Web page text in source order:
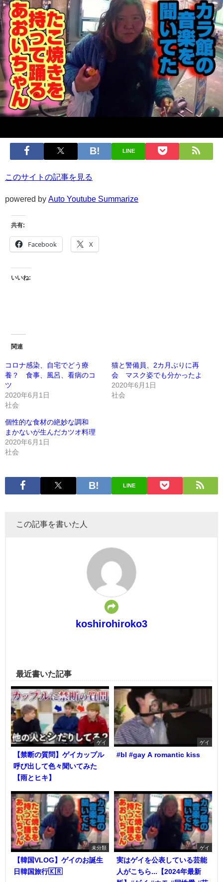
LINE
このサイトの記事を見る
powered by Auto Youtube Summarize
共有:
Facebook X
いいね:
関連
コロナ感染、自宅でどう療
養？ 食事、風呂、看病のコ
ツ
2020年6月1日
社会
猫と警備員、2カ月ぶりに再
会 マスク姿でも分かったよ
2020年6月1日
社会
個性的な食材の絶妙な調和
まかないが生んだカツオ料理
2020年6月1日
社会
LINE
この記事を書いた人
koshirohiroko3
最近書いた記事
ゲイ
【禁断の質問】ゲイカップル
呼び出して色々聞いてみた
【雨とヒキ】
ゲイ
#bl #gay A romantic kiss
未分類
【韓国VLOG】ゲイのお誕生
日韓国旅行🇰🇷
ゲイ
実はゲイを公表している芸能
人がこちら...【2024年最新